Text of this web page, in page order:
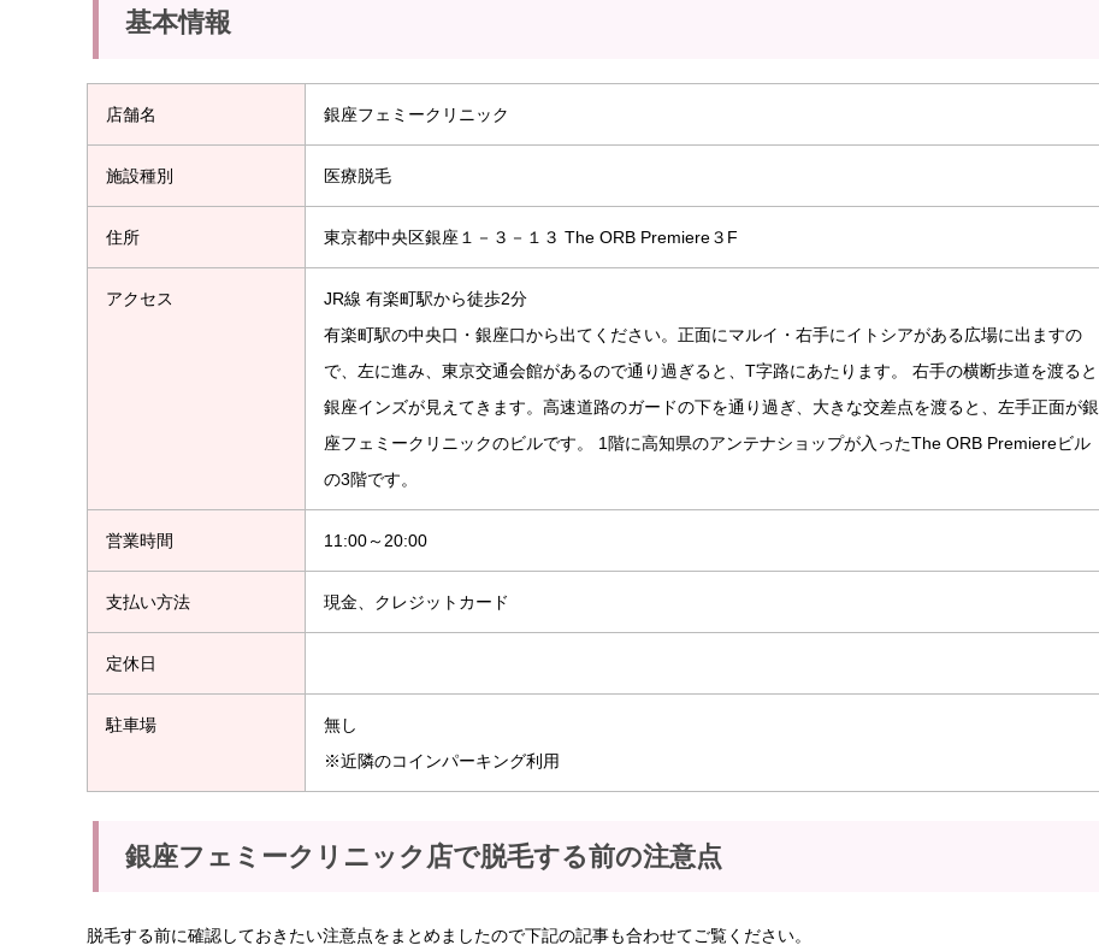
基本情報
店舗名 銀座フェミークリニック
施設種別 医療脱毛
住所 東京都中央区銀座１－３－１３ The ORB Premiere３F
アクセス
JR線 有楽町駅から徒歩2分
有楽町駅の中央口・銀座口から出てください。正面にマルイ・右手にイトシアがある広場に出ますの
で、左に進み、東京交通会館があるので通り過ぎると、T字路にあたります。 右手の横断歩道を渡ると
銀座インズが見えてきます。高速道路のガードの下を通り過ぎ、大きな交差点を渡ると、左手正面が銀
座フェミークリニックのビルです。 1階に高知県のアンテナショップが入ったThe ORB Premiereビル
の3階です。
営業時間 11:00～20:00
支払い方法 現金、クレジットカード
定休日
駐車場
無し
※近隣のコインパーキング利用
銀座フェミークリニック店で脱毛する前の注意点
脱毛する前に確認しておきたい注意点をまとめましたので下記の記事も合わせてご覧ください。